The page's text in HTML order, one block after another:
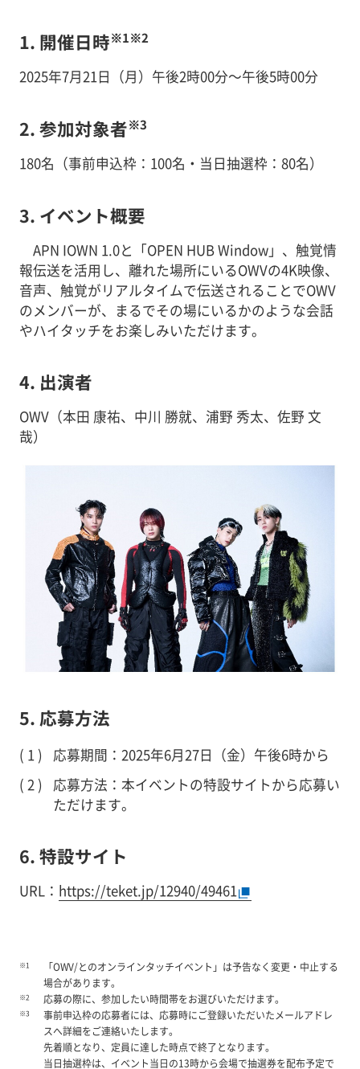
1. 開催日時※1※2
2025年7月21日（月）午後2時00分～午後5時00分
2. 参加対象者※3
180名（事前申込枠：100名・当日抽選枠：80名）
3. イベント概要
APN IOWN 1.0と「OPEN HUB Window」、触覚情
報伝送を活用し、離れた場所にいるOWVの4K映像、
音声、触覚がリアルタイムで伝送されることでOWV
のメンバーが、まるでその場にいるかのような会話
やハイタッチをお楽しみいただけます。
4. 出演者
OWV（本田 康祐、中川 勝就、浦野 秀太、佐野 文
哉）
5. 応募方法
応募期間：2025年6月27日（金）午後6時から
応募方法：本イベントの特設サイトから応募い
ただけます。
6. 特設サイト
URL： https://teket.jp/12940/49461
※1
「OWV/とのオンラインタッチイベント」は予告なく変更・中止する
場合があります。
※2 応募の際に、参加したい時間帯をお選びいただけます。
※3
事前申込枠の応募者には、応募時にご登録いただいたメールアドレ
スへ詳細をご連絡いたします。
先着順となり、定員に達した時点で終了となります。
当日抽選枠は、イベント当日の13時から会場で抽選券を配布予定で